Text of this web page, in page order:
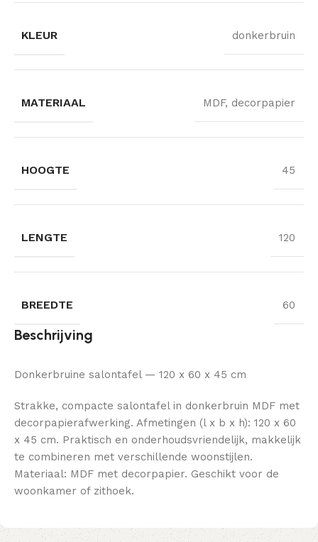
KLEUR donkerbruin
MATERIAAL MDF, decorpapier
HOOGTE 45
LENGTE 120
BREEDTE 60
Beschrijving
Donkerbruine salontafel — 120 x 60 x 45 cm
Strakke, compacte salontafel in donkerbruin MDF met
decorpapierafwerking. Afmetingen (l x b x h): 120 x 60
x 45 cm. Praktisch en onderhoudsvriendelijk, makkelijk
te combineren met verschillende woonstijlen.
Materiaal: MDF met decorpapier. Geschikt voor de
woonkamer of zithoek.